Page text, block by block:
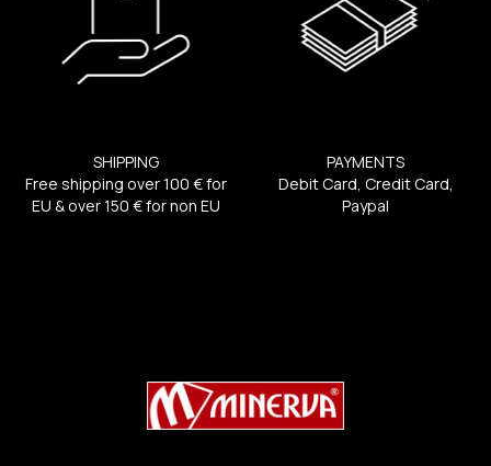
SHIPPING
Free shipping over 100 € for
EU & over 150 € for non EU
PAYMENTS
Debit Card, Credit Card,
Paypal